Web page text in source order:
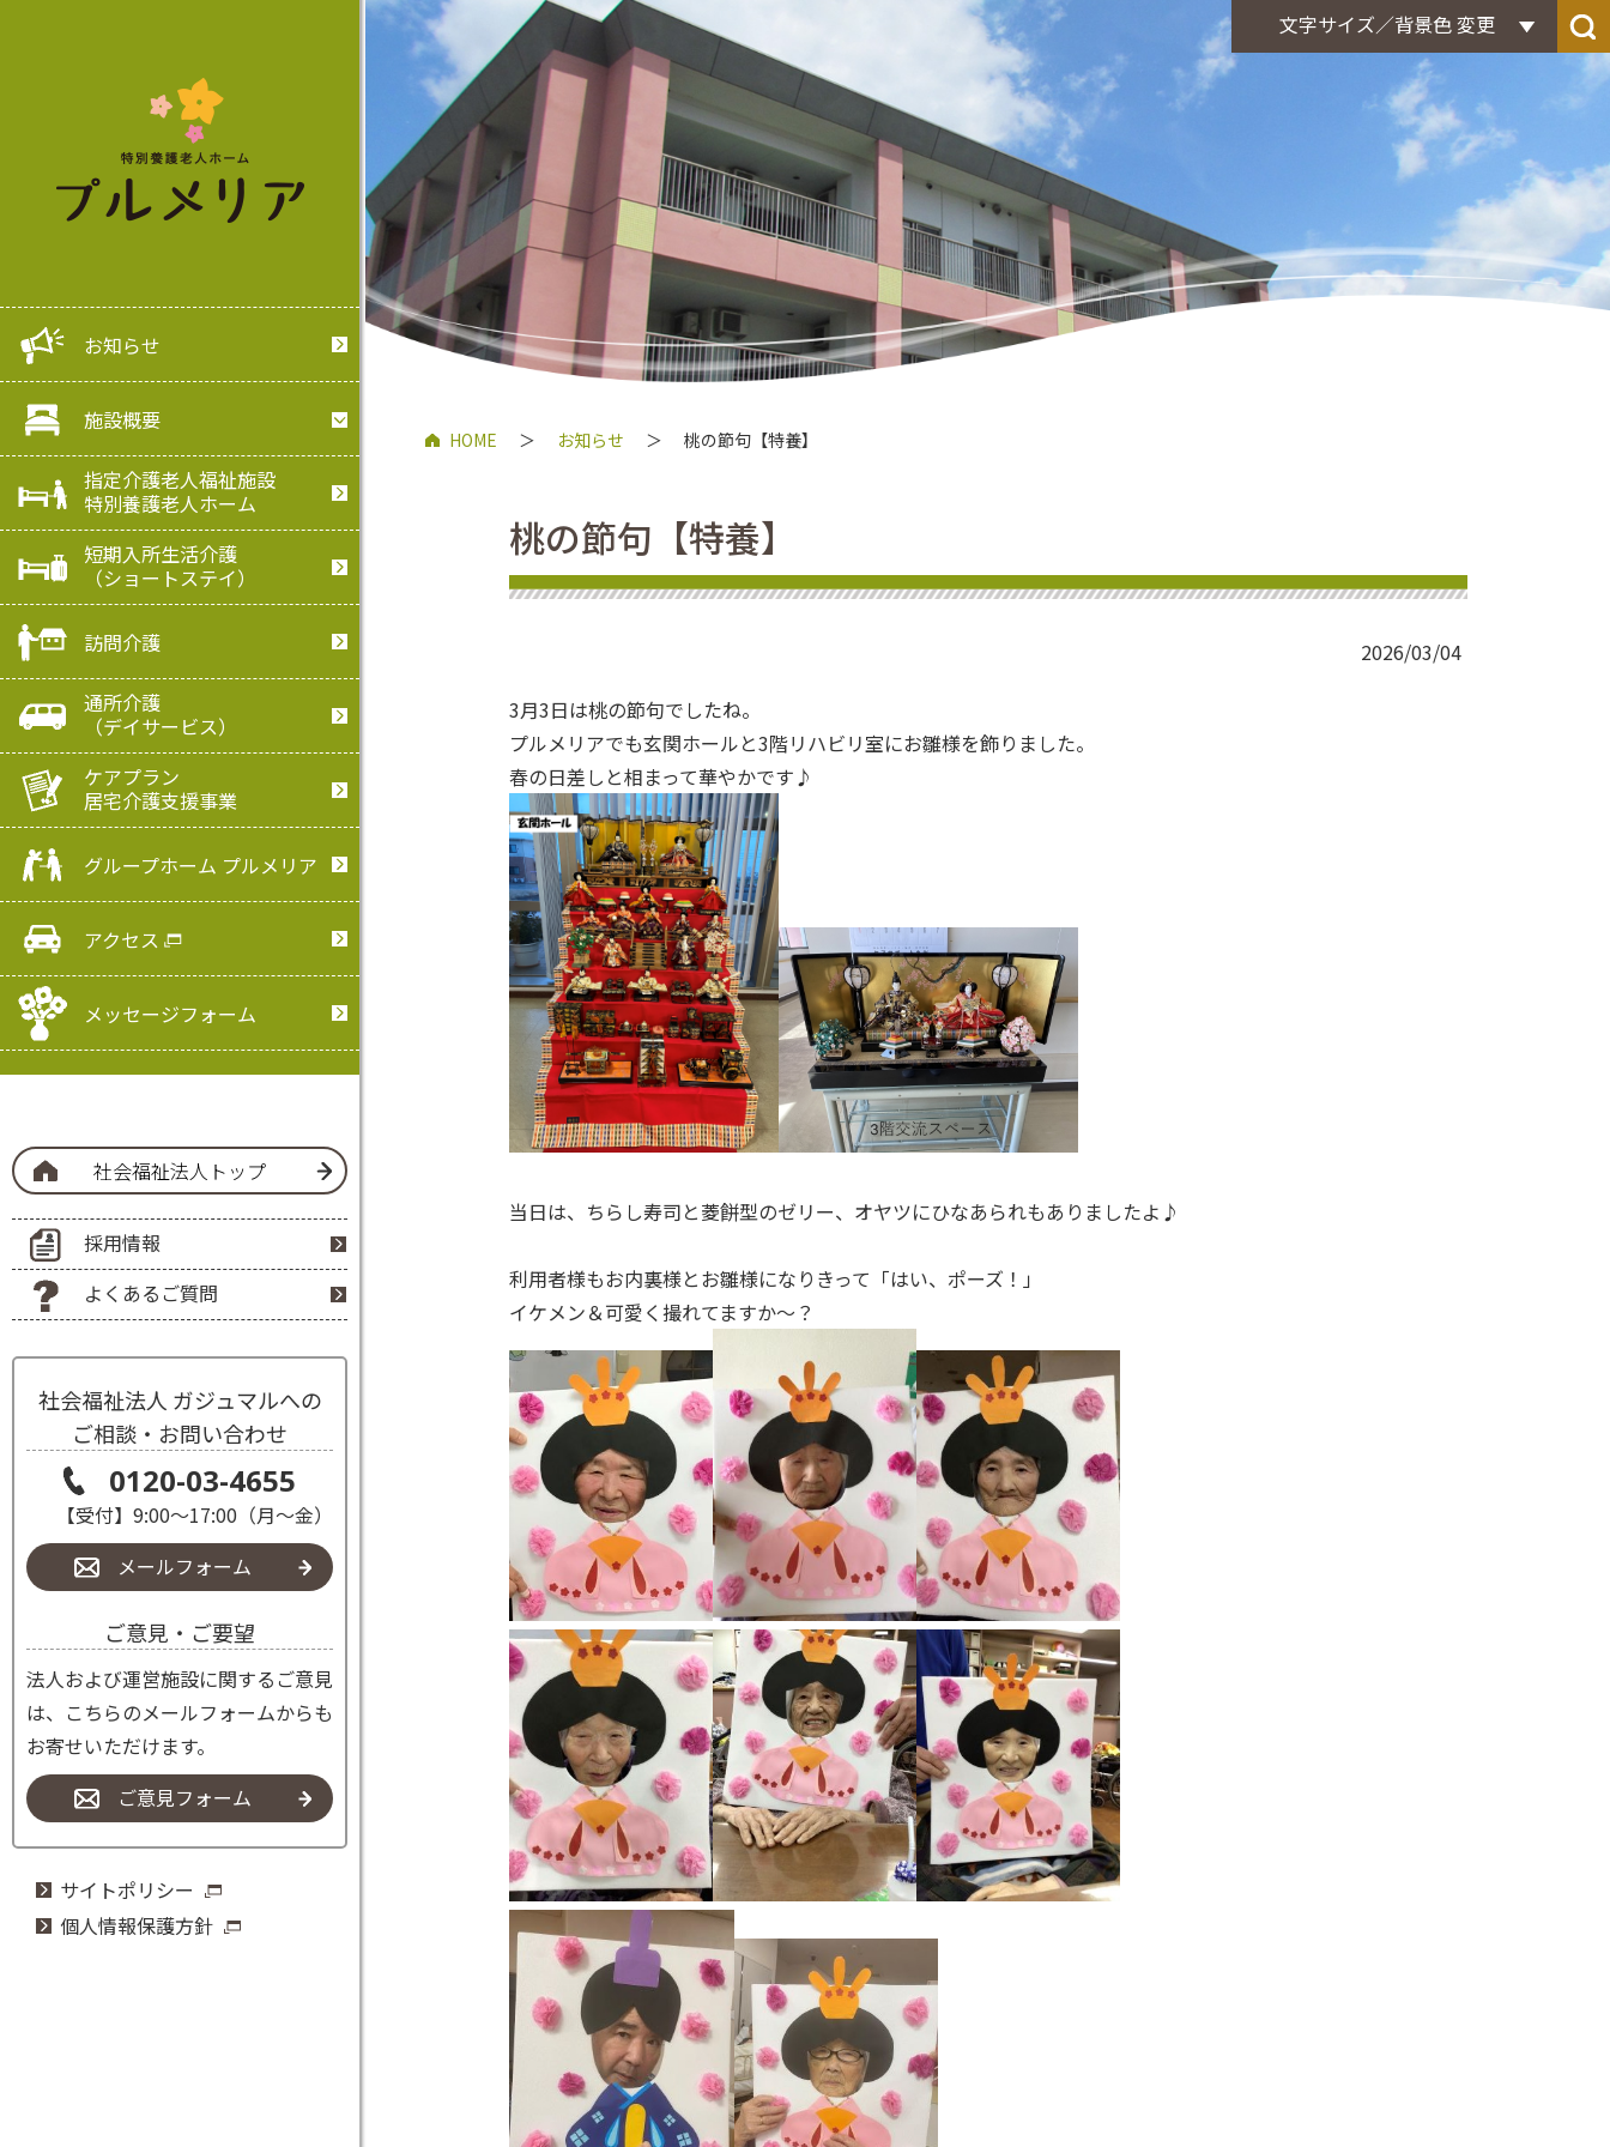
青
黒
標準
文字サイズ／背景色 変更
指定介護老人福祉施設特別養護老人ホーム プルメリア
お知らせ
施設概要
指定介護老人福祉施設
特別養護老人ホーム
短期入所生活介護
（ショートステイ）
訪問介護
通所介護
（デイサービス）
ケアプラン
居宅介護支援事業
グループホーム プルメリア
アクセス
メッセージフォーム
社会福祉法人トップ
採用情報
よくあるご質問
社会福祉法人 ガジュマルへの
ご相談・お問い合わせ
0120-03-4655
【受付】9:00～17:00（月～金）
メールフォーム
ご意見・ご要望
法人および運営施設に関するご意見
は、こちらのメールフォームからも
お寄せいただけます。
ご意見フォーム
サイトポリシー
個人情報保護方針
HOME ＞ お知らせ ＞ 桃の節句【特養】
桃の節句【特養】
2026/03/04
3月3日は桃の節句でしたね。
プルメリアでも玄関ホールと3階リハビリ室にお雛様を飾りました。
春の日差しと相まって華やかです♪
当日は、ちらし寿司と菱餅型のゼリー、オヤツにひなあられもありましたよ♪
利用者様もお内裏様とお雛様になりきって「はい、ポーズ！」
イケメン＆可愛く撮れてますか～？